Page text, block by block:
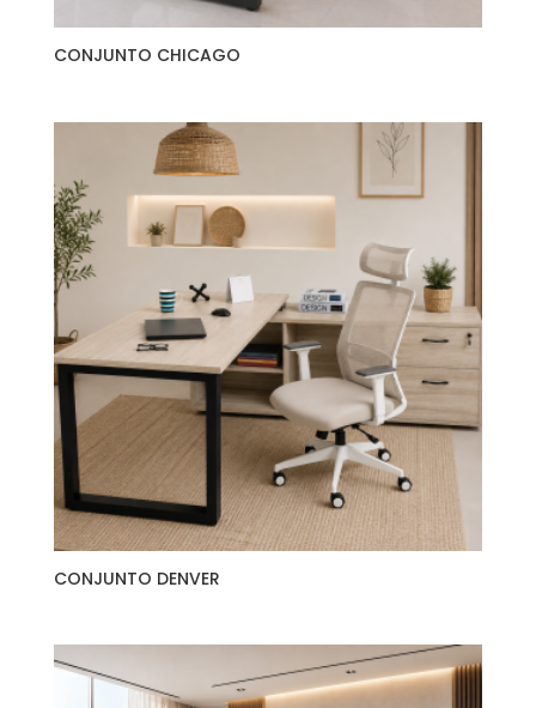
CONJUNTO CHICAGO
CONJUNTO DENVER